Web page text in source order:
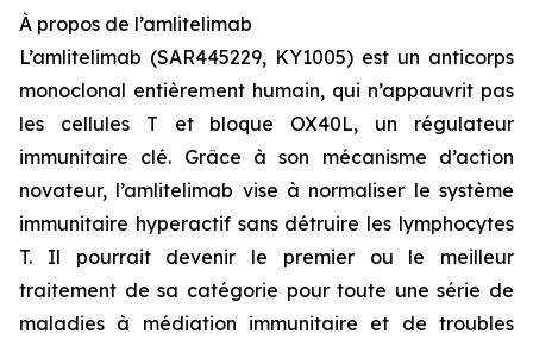
À propos de l’amlitelimab
L’amlitelimab (SAR445229, KY1005) est un anticorps
monoclonal entièrement humain, qui n’appauvrit pas
les cellules T et bloque OX40L, un régulateur
immunitaire clé. Grâce à son mécanisme d’action
novateur, l’amlitelimab vise à normaliser le système
immunitaire hyperactif sans détruire les lymphocytes
T. Il pourrait devenir le premier ou le meilleur
traitement de sa catégorie pour toute une série de
maladies à médiation immunitaire et de troubles